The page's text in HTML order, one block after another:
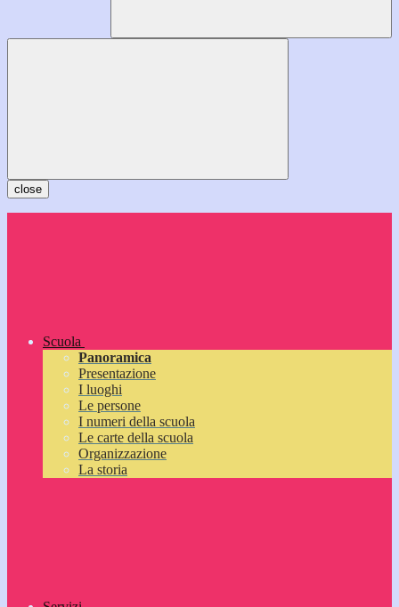
close
Scuola
Panoramica
Presentazione
I luoghi
Le persone
I numeri della scuola
Le carte della scuola
Organizzazione
La storia